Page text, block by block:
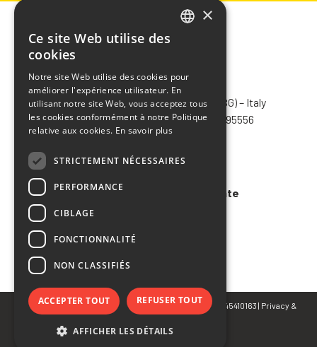
CHIMIVER PANSERI S.p.A.
Via Bergamo, 1401 – 24030 Pontida (BG) – Italy
Tel.+39 035 795031– Fax +39 035 795556
info@chimiver.com
Faq
Conditions générales de vente
© Copyright 2023 CHIMIVER PANSERI S.p.A. | P.IVA 02745410163 | Privacy &
SPANISH
×
Ce site Web utilise des
cookies
Notre site Web utilise des cookies pour
améliorer l'expérience utilisateur. En
utilisant notre site Web, vous acceptez tous
les cookies conformément à notre Politique
relative aux cookies. En savoir plus
STRICTEMENT NÉCESSAIRES
PERFORMANCE
CIBLAGE
FONCTIONNALITÉ
NON CLASSIFIÉS
ACCEPTER TOUT REFUSER TOUT
AFFICHER LES DÉTAILS